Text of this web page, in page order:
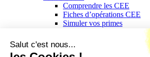
Comprendre les CEE
Fiches d’opérations CEE
Simuler vos primes
Découverte de Mon Espace
Agir au quotidien pour un
Le blog de l’Energie
Salut c'est nous...